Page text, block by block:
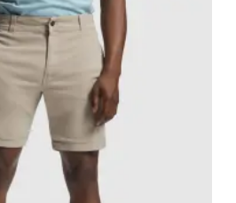
di
prezzo:
10,35 €
14,78 €